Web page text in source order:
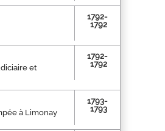
1792-
1792
et
1792-
1792
à Limonay
1793-
1793